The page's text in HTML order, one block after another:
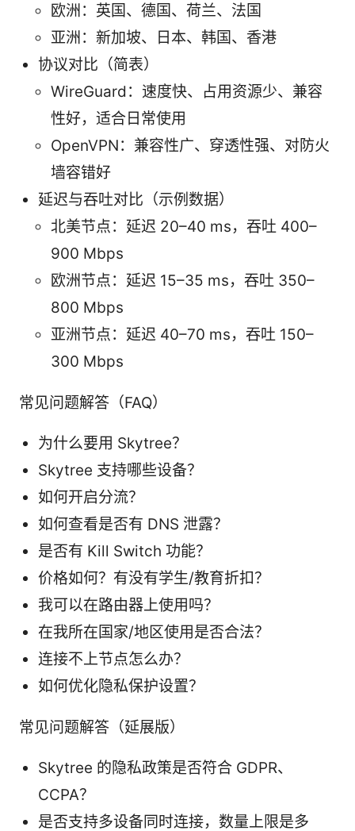
欧洲：英国、德国、荷兰、法国
亚洲：新加坡、日本、韩国、香港
协议对比（简表）
WireGuard：速度快、占用资源少、兼容
性好，适合日常使用
OpenVPN：兼容性广、穿透性强、对防火
墙容错好
延迟与吞吐对比（示例数据）
北美节点：延迟 20–40 ms，吞吐 400–
900 Mbps
欧洲节点：延迟 15–35 ms，吞吐 350–
800 Mbps
亚洲节点：延迟 40–70 ms，吞吐 150–
300 Mbps
常见问题解答（FAQ）
为什么要用 Skytree？
Skytree 支持哪些设备？
如何开启分流？
如何查看是否有 DNS 泄露？
是否有 Kill Switch 功能？
价格如何？有没有学生/教育折扣？
我可以在路由器上使用吗？
在我所在国家/地区使用是否合法？
连接不上节点怎么办？
如何优化隐私保护设置？
常见问题解答（延展版）
Skytree 的隐私政策是否符合 GDPR、
CCPA？
是否支持多设备同时连接，数量上限是多